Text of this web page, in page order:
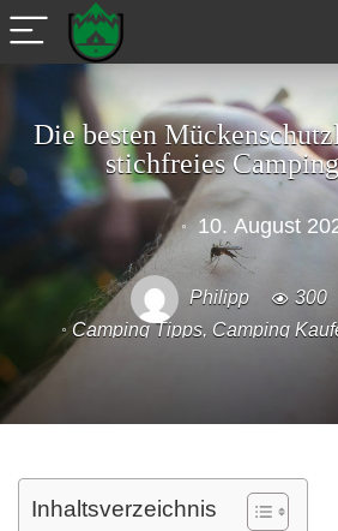
Die besten
stichfreies
10. August
Philipp
300
Camping Tipps, Camping
Inhaltsverzeichnis